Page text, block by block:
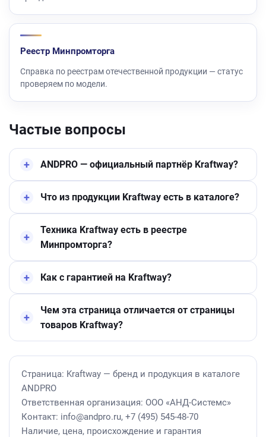
Реестр Минпромторга
Справка по реестрам отечественной продукции — статус
проверяем по модели.
Частые вопросы
ANDPRO — официальный партнёр Kraftway?
Что из продукции Kraftway есть в каталоге?
Техника Kraftway есть в реестре
Минпромторга?
Как с гарантией на Kraftway?
Чем эта страница отличается от страницы
товаров Kraftway?
Страница: Kraftway — бренд и продукция в каталоге
ANDPRO
Ответственная организация: ООО «АНД-Системс»
Контакт: info@andpro.ru, +7 (495) 545-48-70
Наличие, цена, происхождение и гарантия